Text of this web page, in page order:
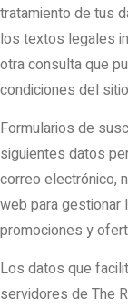
tratamiento de tus
los textos legales
otra consulta que
condiciones del
Formularios de
siguientes datos
correo electrónico,
web para gestionar
promociones y
Los datos que
servidores de The